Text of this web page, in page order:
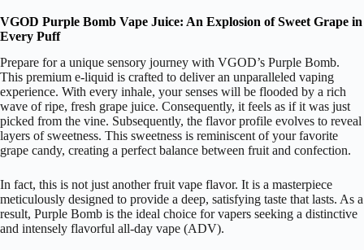
VGOD Purple Bomb Vape Juice: An Explosion of Sweet Grape in
Every Puff
Prepare for a unique sensory journey with VGOD’s Purple Bomb.
This premium e-liquid is crafted to deliver an unparalleled vaping
experience. With every inhale, your senses will be flooded by a rich
wave of ripe, fresh grape juice. Consequently, it feels as if it was just
picked from the vine. Subsequently, the flavor profile evolves to reveal
layers of sweetness. This sweetness is reminiscent of your favorite
grape candy, creating a perfect balance between fruit and confection.
In fact, this is not just another fruit vape flavor. It is a masterpiece
meticulously designed to provide a deep, satisfying taste that lasts. As a
result, Purple Bomb is the ideal choice for vapers seeking a distinctive
and intensely flavorful all-day vape (ADV).